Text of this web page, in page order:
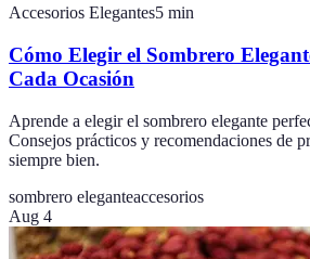
Accesorios Elegantes5 min
Cómo Elegir el Sombrero
Cada Ocasión
Aprende a elegir el sombrero elegante
Consejos prácticos y recomendaciones de
siempre bien.
sombrero eleganteaccesorios
Aug 4